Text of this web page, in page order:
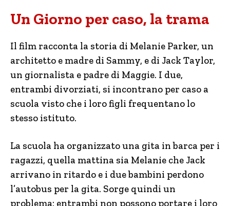
Un Giorno per caso, la trama
Il film racconta la storia di Melanie Parker, un
architetto e madre di Sammy, e di Jack Taylor,
un giornalista e padre di Maggie. I due,
entrambi divorziati, si incontrano per caso a
scuola visto che i loro figli frequentano lo
stesso istituto.
La scuola ha organizzato una gita in barca per i
ragazzi, quella mattina sia Melanie che Jack
arrivano in ritardo e i due bambini perdono
l’autobus per la gita. Sorge quindi un
problema: entrambi non possono portare i loro